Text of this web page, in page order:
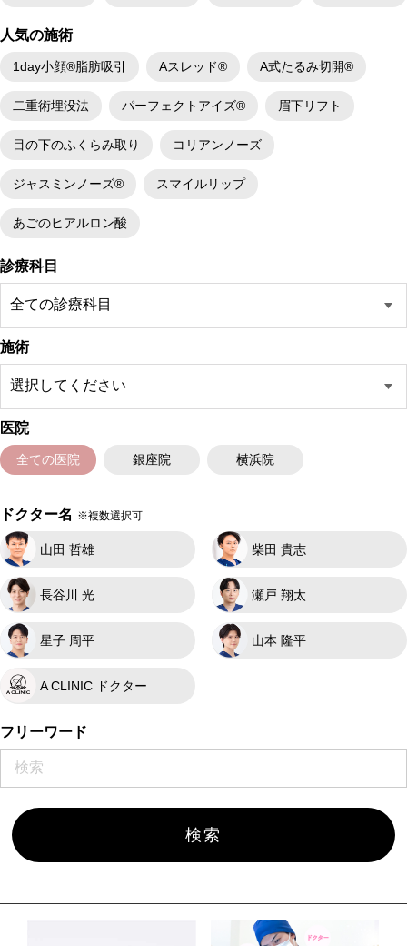
人気の施術
1day小顔®脂肪吸引 Aスレッド® A式たるみ切開®
二重術埋没法 パーフェクトアイズ® 眉下リフト
目の下のふくらみ取り コリアンノーズ
ジャスミンノーズ® スマイルリップ
あごのヒアルロン酸
診療科目
施術
医院
全ての医院 銀座院 横浜院
ドクター名 ※複数選択可
山田 哲雄 柴田 貴志
長谷川 光 瀬戸 翔太
星子 周平 山本 隆平
A CLINIC ドクター
フリーワード